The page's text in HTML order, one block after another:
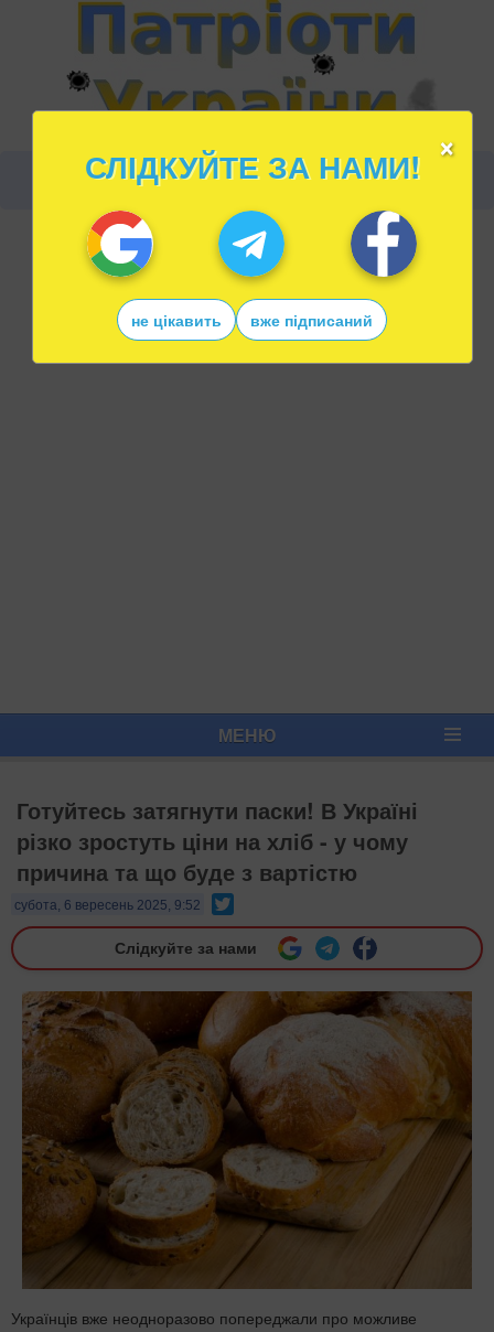
МЕНЮ
Готуйтесь затягнути паски! В Україні
різко зростуть ціни на хліб - у чому
причина та що буде з вартістю
субота, 6 вересень 2025, 9:52
Слідкуйте за нами
Українців вже неодноразово попереджали про можливе
×
СЛІДКУЙТЕ ЗА НАМИ!
не цікавить вже підписаний